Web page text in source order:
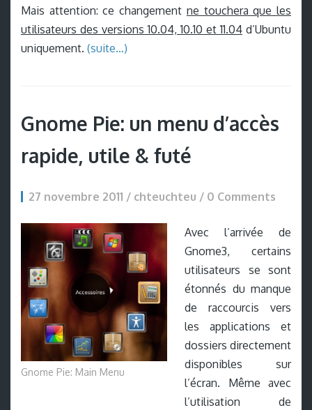
Mais attention: ce changement ne touchera que les
utilisateurs des versions 10.04, 10.10 et 11.04 d’Ubuntu
uniquement. (suite…)
Gnome Pie: un menu d’accès
rapide, utile & futé
27 novembre 2011 / chteuchteu / 0 Comments
Gnome Pie: Main Menu
Avec l’arrivée de
Gnome3, certains
utilisateurs se sont
étonnés du manque
de raccourcis vers
les applications et
dossiers directement
disponibles sur
l’écran. Même avec
l’utilisation de